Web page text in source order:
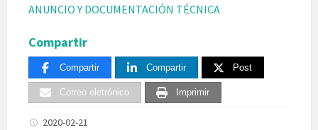
ANUNCIO Y DOCUMENTACIÓN TÉCNICA
Compartir
Compartir Compartir Post
Correo eletrónico Imprimir
2020-02-21